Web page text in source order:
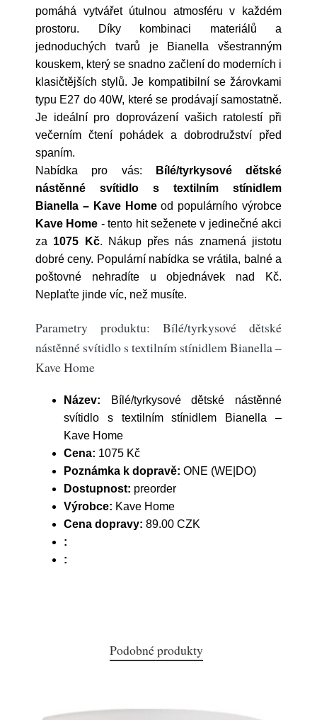
pomáhá vytvářet útulnou atmosféru v každém
prostoru. Díky kombinaci materiálů a
jednoduchých tvarů je Bianella všestranným
kouskem, který se snadno začlení do moderních i
klasičtějších stylů. Je kompatibilní se žárovkami
typu E27 do 40W, které se prodávají samostatně.
Je ideální pro doprovázení vašich ratolestí při
večerním čtení pohádek a dobrodružství před
spaním.
Nabídka pro vás:
Bílé/tyrkysové dětské
nástěnné svítidlo s textilním stínidlem
Bianella – Kave Homeod populárního výrobce
Kave Home - tento hit seženete v jedinečné akci
za 1075 Kč. Nákup přes nás znamená jistotu
dobré ceny. Populární nabídka se vrátila, balné a
poštovné nehradíte u objednávek nad Kč.
Neplaťte jinde víc, než musíte.
Parametry produktu: Bílé/tyrkysové dětské
nástěnné svítidlo s textilním stínidlem Bianella –
Kave Home
Název: Bílé/tyrkysové dětské nástěnné
svítidlo s textilním stínidlem Bianella –
Kave Home
Cena: 1075 Kč
Poznámka k dopravě: ONE (WE|DO)
Dostupnost: preorder
Výrobce: Kave Home
Cena dopravy: 89.00 CZK
:
:
Podobné produkty